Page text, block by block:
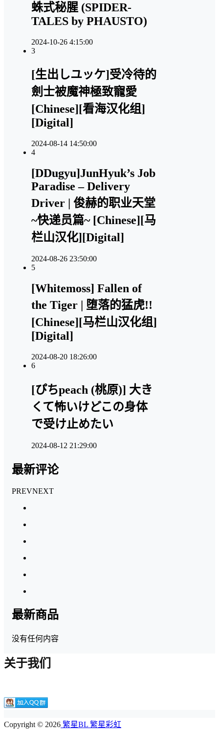
蛛式秘腥 (SPIDER-
TALES by PHAUSTO)
2024-10-26 4:15:00
3
[生出しユッケ]受冷待的
劍士被魔神極致寵愛
[Chinese][看海汉化组]
[Digital]
2024-08-14 14:50:00
4
[DDugyu]JunHyuk’s Job
Paradise – Delivery
Driver | 俊赫的职业天堂
~快递员篇~ [Chinese][马
栏山汉化][Digital]
2024-08-26 23:50:00
5
[Whitemoss] Fallen of
the Tiger | 堕落的猛虎!!
[Chinese][马栏山汉化组]
[Digital]
2024-08-20 18:26:00
6
[ぴちpeach (桃原)] 大き
くて怖いけどこの身体
で受け止めたい
2024-08-12 21:29:00
最新评论
PREVNEXT
最新商品
没有任何内容
关于我们
Copyright © 2026 繁星BL 繁星彩虹